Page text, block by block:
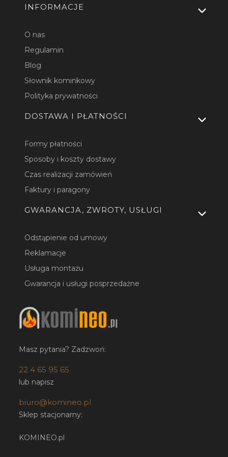
INFORMACJE
O nas
Regulamin
Blog
Słownik kominkowy
Polityka prywatności
DOSTAWA I PŁATNOŚCI
Formy płatności
Sposoby i koszty dostawy
Czas realizacji zamówień
Faktury i paragony
GWARANCJA, ZWROTY, USŁUGI
Odstąpienie od umowy
Reklamacje
Usługa montażu
Gwarancja i usługi posprzedażne
Masz pytania? Zadzwoń:
22 4 65 95 65
lub napisz
biuro@komineo.pl
Sklep stacjonarny:
KOMINEO.pl